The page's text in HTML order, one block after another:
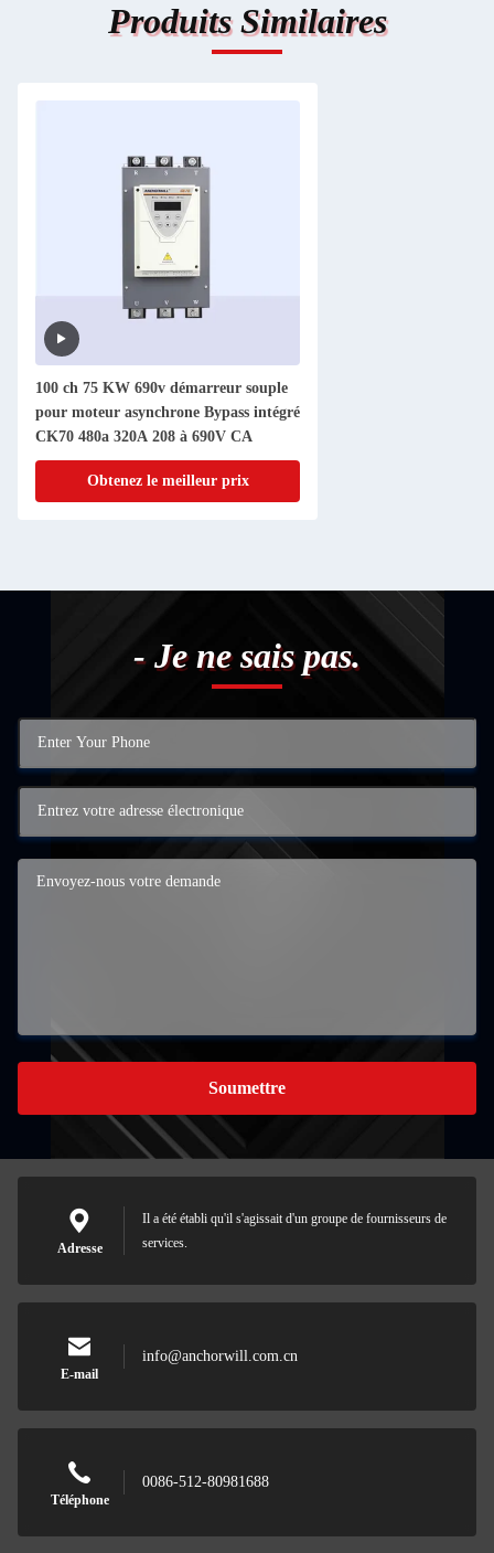
Produits Similaires
100 ch 75 KW 690v démarreur souple
pour moteur asynchrone Bypass intégré
CK70 480a 320A 208 à 690V CA
Obtenez le meilleur prix
- Je ne sais pas.
Soumettre
Adresse
Il a été établi qu'il s'agissait d'un groupe de fournisseurs de
services.
E-mail
info@anchorwill.com.cn
Téléphone
0086-512-80981688